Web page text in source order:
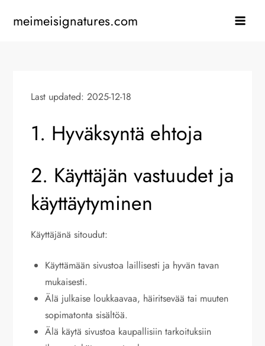
meimeisignatures.com
Last updated: 2025-12-18
1. Hyväksyntä ehtoja
2. Käyttäjän vastuudet ja
käyttäytyminen
Käyttäjänä sitoudut:
Käyttämään sivustoa laillisesti ja hyvän tavan
mukaisesti.
Älä julkaise loukkaavaa, häiritsevää tai muuten
sopimatonta sisältöä.
Älä käytä sivustoa kaupallisiin tarkoituksiin